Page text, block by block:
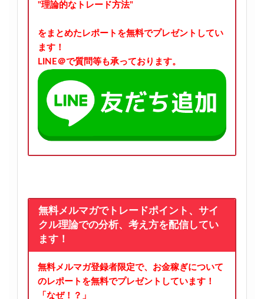
"理論的なトレード方法"
をまとめたレポートを無料でプレゼントしてい
ます！
LINE＠で質問等も承っております。
無料メルマガでトレードポイント、サイ
クル理論での分析、考え方を配信してい
ます！
無料メルマガ登録者限定で、お金稼ぎについて
のレポートを無料でプレゼントしています！
「なぜ！？」